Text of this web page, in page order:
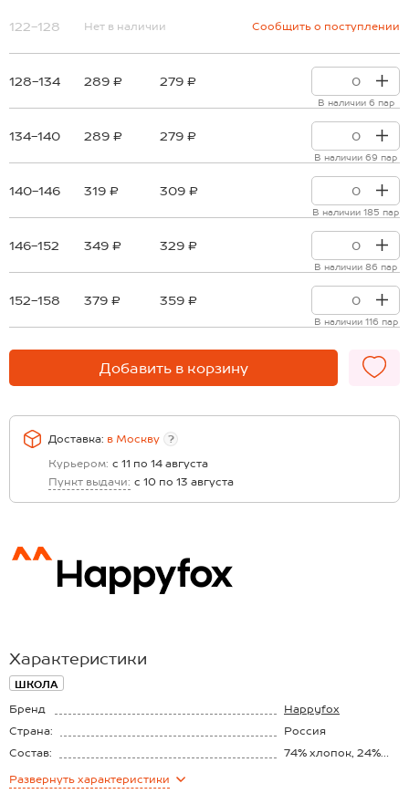
122-128 Нет в наличии Сообщить о поступлении
128-134 289 ₽ 279 ₽
В наличии 6 пар
134-140 289 ₽ 279 ₽
В наличии 69 пар
140-146 319 ₽ 309 ₽
В наличии 185 пар
146-152 349 ₽ 329 ₽
В наличии 86 пар
152-158 379 ₽ 359 ₽
В наличии 116 пар
Добавить в корзину
Доставка: в Москву
?
Курьером: с 11 по 14 августа
Пункт выдачи: с 10 по 13 августа
Характеристики
ШКОЛА
Бренд
Happyfox
Страна:
Россия
Состав:
74% хлопок, 24%
Развернуть характеристики